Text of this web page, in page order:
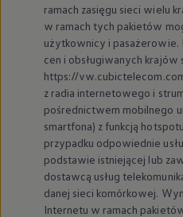
ramach zasięgu sieci wielu
w ramach tych pakietów
użytkownicy i
cen i obsługiwanych
https://
z radia internetowego i
pośrednictwem mobilnego
smartfona) z funkcją
przypadku odpowiednie
podstawie istniejącej lub
dostawcą usług
danej sieci komórkowej.
Internetu w ramach